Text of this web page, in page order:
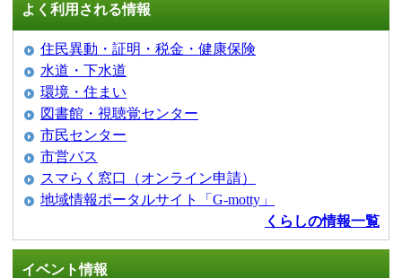
よく利用される情報
住民異動・証明・税金・健康保険
水道・下水道
環境・住まい
図書館・視聴覚センター
市民センター
市営バス
スマらく窓口（オンライン申請）
地域情報ポータルサイト「G-motty」
くらしの情報一覧
イベント情報